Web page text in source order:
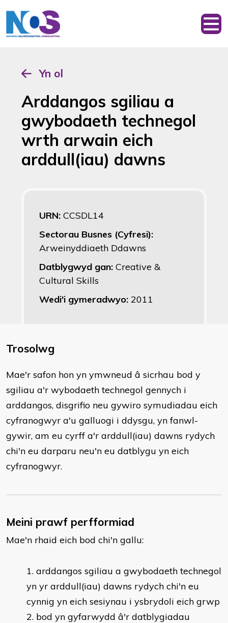
Yn ol
Arddangos sgiliau a
gwybodaeth technegol
wrth arwain eich
arddull(iau) dawns
URN: CCSDL14
Sectorau Busnes (Cyfresi):
Arweinyddiaeth Ddawns
Datblygwyd gan: Creative &
Cultural Skills
Wedi'i gymeradwyo: 2011
Trosolwg
​Mae'r safon hon yn ymwneud â sicrhau bod y
sgiliau a'r wybodaeth technegol gennych i
arddangos, disgrifio neu gywiro symudiadau eich
cyfranogwyr a'u galluogi i ddysgu, yn fanwl-
gywir, am eu cyrff a'r arddull(iau) dawns rydych
chi'n eu darparu neu'n eu datblygu yn eich
cyfranogwyr.
Meini prawf perfformiad
Mae'n rhaid eich bod chi'n gallu:
​​​​arddangos sgiliau a gwybodaeth technegol
yn yr arddull(iau) dawns rydych chi'n eu
cynnig yn eich sesiynau i ysbrydoli eich grwp
bod yn gyfarwydd â'r datblygiadau